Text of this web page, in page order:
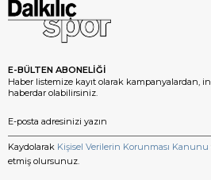
E-BÜLTEN ABONELİĞİ
Haber listemize kayıt olarak kampanyalardan,
haberdar olabilirsiniz.
Kaydolarak Kişisel Verilerin Korunması Kanunu
etmiş olursunuz.